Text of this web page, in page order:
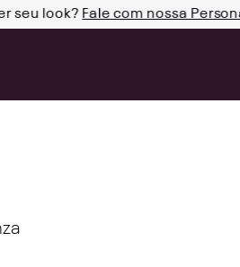
seu look? Fale com nossa